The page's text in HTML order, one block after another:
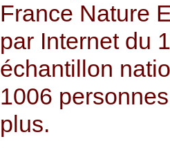
France Nature
par Internet du
échantillon
1006
plus.